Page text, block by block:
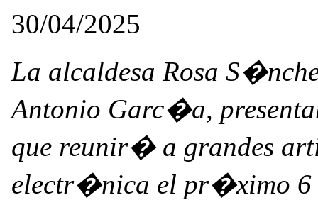
30/04/2025
La alcaldesa Rosa
Antonio Garc�a,
que reunir� a grandes
electr�nica el pr�ximo 6